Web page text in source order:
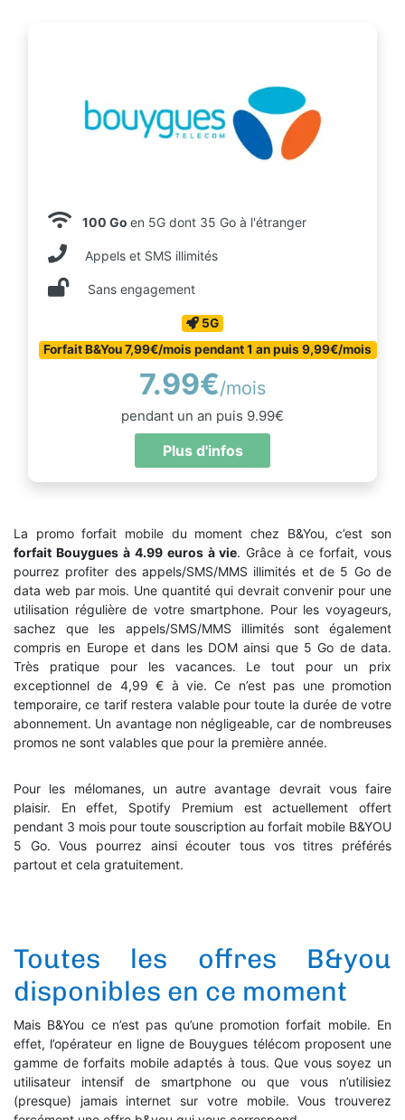
100 Go en 5G dont 35 Go à l'étranger
Appels et SMS illimités
Sans engagement
5G
Forfait B&You 7,99€/mois pendant 1 an puis 9,99€/mois
7.99€/mois
pendant un an puis 9.99€
Plus d'infos
La promo forfait mobile du moment chez B&You, c’est son
forfait Bouygues à 4.99 euros à vie. Grâce à ce forfait, vous
pourrez profiter des appels/SMS/MMS illimités et de 5 Go de
data web par mois. Une quantité qui devrait convenir pour une
utilisation régulière de votre smartphone. Pour les voyageurs,
sachez que les appels/SMS/MMS illimités sont également
compris en Europe et dans les DOM ainsi que 5 Go de data.
Très pratique pour les vacances. Le tout pour un prix
exceptionnel de 4,99 € à vie. Ce n’est pas une promotion
temporaire, ce tarif restera valable pour toute la durée de votre
abonnement. Un avantage non négligeable, car de nombreuses
promos ne sont valables que pour la première année.
Pour les mélomanes, un autre avantage devrait vous faire
plaisir. En effet, Spotify Premium est actuellement offert
pendant 3 mois pour toute souscription au forfait mobile B&YOU
5 Go. Vous pourrez ainsi écouter tous vos titres préférés
partout et cela gratuitement.
Toutes les offres B&you
disponibles en ce moment
Mais B&You ce n’est pas qu’une promotion forfait mobile. En
effet, l’opérateur en ligne de Bouygues télécom proposent une
gamme de forfaits mobile adaptés à tous. Que vous soyez un
utilisateur intensif de smartphone ou que vous n’utilisiez
(presque) jamais internet sur votre mobile. Vous trouverez